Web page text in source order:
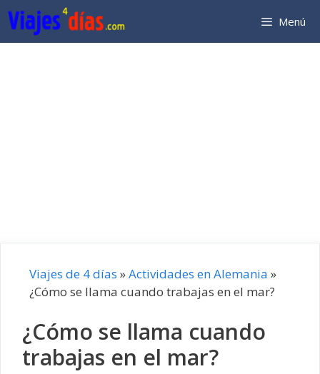
Saltar
al
contenido
Menú
Viajes de 4 días »Actividades en Alemania »
¿Cómo se llama cuando trabajas en el mar?
¿Cómo se llama cuando
trabajas en el mar?